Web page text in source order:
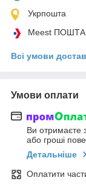
Укрпошта
Meest ПОШТА
Всі умови
Умови оплати
Ви отримаєте
або гроші
Детальніше
Оплатити